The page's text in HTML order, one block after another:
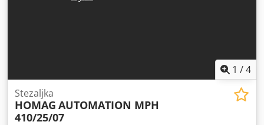
1 /4
Stezaljka
HOMAG AUTOMATION MPH
410/25/07